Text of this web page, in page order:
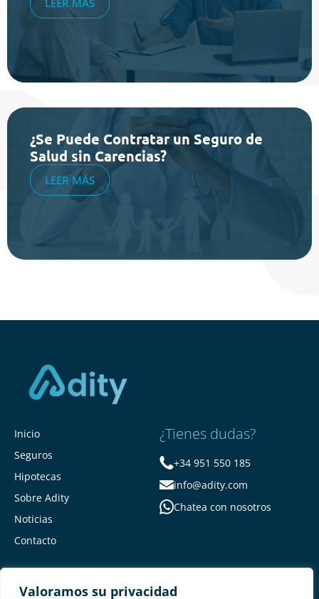
Valoramos su privacidad
¿Se Puede Contratar un Seguro de
Salud sin Carencias?
LEER MÁS
Inicio
Seguros
Hipotecas
Sobre Adity
Noticias
Contacto
¿Tienes dudas?
+34 951 550 185
info@adity.com
Chatea con nosotros